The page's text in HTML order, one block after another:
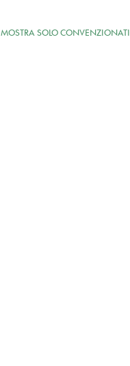
MOSTRA SOLO CONVENZIONATI